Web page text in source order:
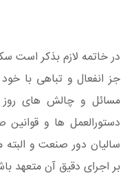
در خاتمه لازم بذکر است
جز انفعال و تباهی با
مسائل و چالش های روز
دستورالعمل ها و
سالیان دور صنعت و
بر اجرای دقیق آن متعهد